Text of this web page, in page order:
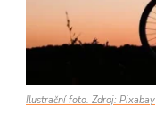
Ilustrační foto. Zdroj: Pixabay